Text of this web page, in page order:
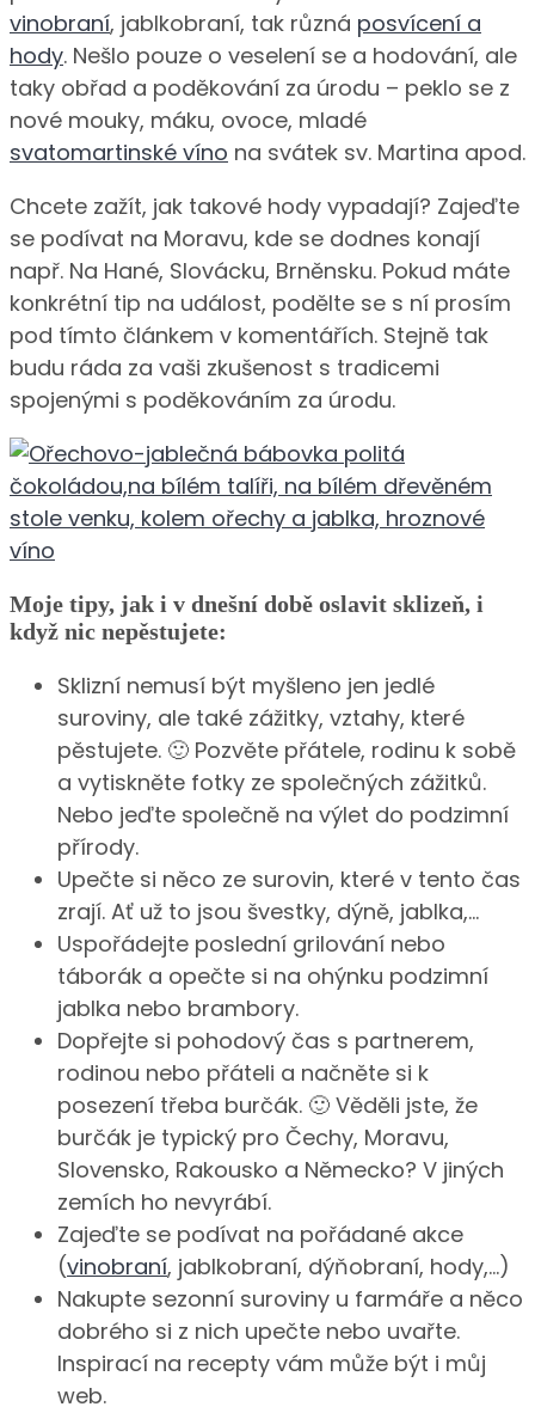
vinobraní, jablkobraní, tak různá posvícení a
hody. Nešlo pouze o veselení se a hodování, ale
taky obřad a poděkování za úrodu – peklo se z
nové mouky, máku, ovoce, mladé
svatomartinské víno na svátek sv. Martina apod.
Chcete zažít, jak takové hody vypadají? Zajeďte
se podívat na Moravu, kde se dodnes konají
např. Na Hané, Slovácku, Brněnsku. Pokud máte
konkrétní tip na událost, podělte se s ní prosím
pod tímto článkem v komentářích. Stejně tak
budu ráda za vaši zkušenost s tradicemi
spojenými s poděkováním za úrodu.
Moje tipy, jak i v dnešní době oslavit sklizeň, i
když nic nepěstujete:
Sklizní nemusí být myšleno jen jedlé
suroviny, ale také zážitky, vztahy, které
pěstujete. 🙂 Pozvěte přátele, rodinu k sobě
a vytiskněte fotky ze společných zážitků.
Nebo jeďte společně na výlet do podzimní
přírody.
Upečte si něco ze surovin, které v tento čas
zrají. Ať už to jsou švestky, dýně, jablka,…
Uspořádejte poslední grilování nebo
táborák a opečte si na ohýnku podzimní
jablka nebo brambory.
Dopřejte si pohodový čas s partnerem,
rodinou nebo přáteli a načněte si k
posezení třeba burčák. 🙂 Věděli jste, že
burčák je typický pro Čechy, Moravu,
Slovensko, Rakousko a Německo? V jiných
zemích ho nevyrábí.
Zajeďte se podívat na pořádané akce
(vinobraní, jablkobraní, dýňobraní, hody,…)
Nakupte sezonní suroviny u farmáře a něco
dobrého si z nich upečte nebo uvařte.
Inspirací na recepty vám může být i můj
web.